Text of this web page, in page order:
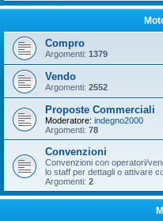
Compro
Argomenti: 1379
Vendo
Argomenti: 2552
Proposte Commerciali
Moderatore: indegno2000
Argomenti: 78
Convenzioni
Convenzioni con operatori/
lo staff per dettagli o attivare
Argomenti: 2